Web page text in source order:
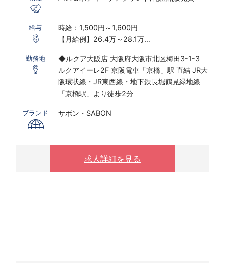
給与
時給：1,500円～1,600円
【月給例】26.4万～28.1万
※研修期間あり
※時給は経験・スキルにより決定いたします
※配属先は適正やスキル考慮の上決定いたしま
す
※ 実働8時間以上は1.25倍
※ 夜10時以降は1.25倍
勤務地
◆ルクア大阪店 大阪府大阪市北区梅田3-1-3
ルクアイーレ2F 京阪電車「京橋」駅 直結 JR大
阪環状線・JR東西線・地下鉄長堀鶴見緑地線
「京橋駅」より徒歩2分
ブランド サボン・SABON
求人詳細を見る